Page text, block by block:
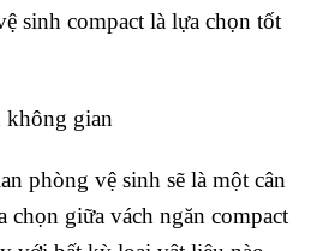
sinh compact là lựa chọn tốt
không gian
phòng vệ sinh sẽ là một cân
chọn giữa vách ngăn compact